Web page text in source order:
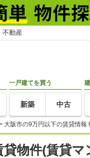
不動産
一戸建てを買う
新築 中古
大阪市の9万円以下の賃貸情報
物件(賃貸